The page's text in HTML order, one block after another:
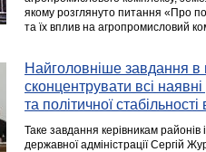
якому розглянуто питання «Про
та їх вплив на агропромисловий
Найголовніше завдання
сконцентрувати всі
та політичної стабільності
Таке завдання керівникам районів
державної адміністрації Сергій